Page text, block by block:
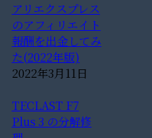
アリエクスプレス
のアフィリエイト
報酬を出金してみ
た(2022年版)
2022年3月11日
TECLAST F7
Plus 3 の分解修